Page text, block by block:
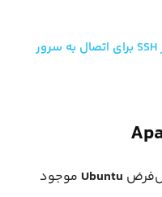
SSH چیست؟ + نحوه استفاده از SSH برای اتصال به سرور
Ubuntu موجود